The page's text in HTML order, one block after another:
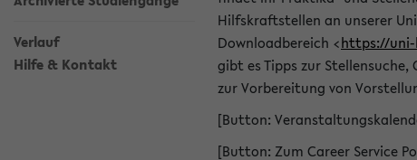
Verlauf
Hilfe & Kontakt
Hilfskraftstellen an unserer
Downloadbereich <https://uni-
gibt es Tipps zur
zur Vorbereitung von
[Button:
[Button: Zum Career Service